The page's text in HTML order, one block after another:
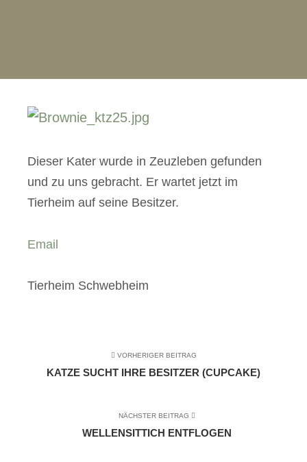
Dieser Kater wurde in Zeuzleben gefunden
und zu uns gebracht. Er wartet jetzt im
Tierheim auf seine Besitzer.
Email
Tierheim Schwebheim
VORHERIGER BEITRAG
KATZE SUCHT IHRE BESITZER (CUPCAKE)
NÄCHSTER BEITRAG
WELLENSITTICH ENTFLOGEN